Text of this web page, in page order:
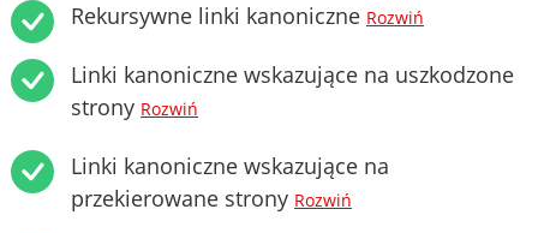
Rekursywne linki kanoniczne Rozwiń
Linki kanoniczne wskazujące na uszkodzone
strony Rozwiń
Linki kanoniczne wskazujące na
przekierowane strony Rozwiń